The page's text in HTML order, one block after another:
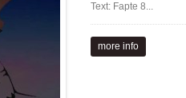
Text: Fapte 8...
more info